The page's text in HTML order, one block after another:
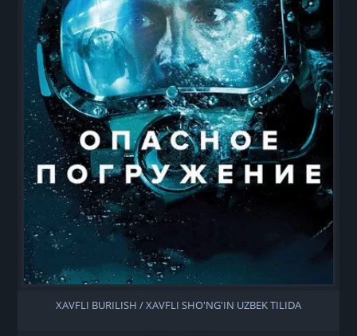
XAVFLI BURILISH / XAVFLI SHO'NG'IN UZBEK TILIDA